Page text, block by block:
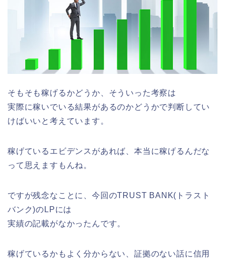
そもそも稼げるかどうか、そういった考察は
実際に稼いでいる結果があるのかどうかで判断してい
けばいいと考えています。
稼げているエビデンスがあれば、本当に稼げるんだな
って思えますもんね。
ですが残念なことに、今回のTRUST BANK(トラスト
バンク)のLPには
実績の記載がなかったんです。
稼げているかもよく分からない、証拠のない話に信用